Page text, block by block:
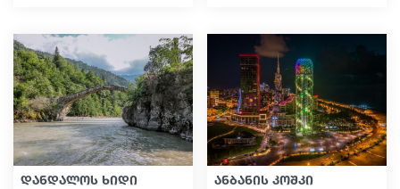
დანდალოს ხიდი ანბანის კოშკი